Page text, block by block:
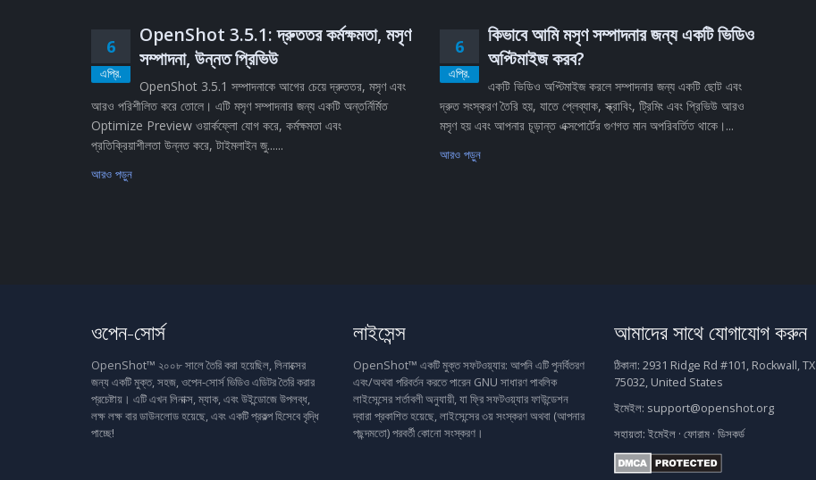
6
এপ্রি.
OpenShot 3.5.1: দ্রুততর কর্মক্ষমতা, মসৃণ
সম্পাদনা, উন্নত প্রিভিউ
OpenShot 3.5.1 সম্পাদনাকে আগের চেয়ে দ্রুততর, মসৃণ এবং
আরও পরিশীলিত করে তোলে। এটি মসৃণ সম্পাদনার জন্য একটি অন্তর্নির্মিত
Optimize Preview ওয়ার্কফ্লো যোগ করে, কর্মক্ষমতা এবং
প্রতিক্রিয়াশীলতা উন্নত করে, টাইমলাইন জু......
আরও পড়ুন
6
এপ্রি.
কিভাবে আমি মসৃণ সম্পাদনার জন্য একটি ভিডিও
অপ্টিমাইজ করব?
একটি ভিডিও অপ্টিমাইজ করলে সম্পাদনার জন্য একটি ছোট এবং
দ্রুত সংস্করণ তৈরি হয়, যাতে প্লেব্যাক, স্ক্রাবিং, ট্রিমিং এবং প্রিভিউ আরও
মসৃণ হয় এবং আপনার চূড়ান্ত এক্সপোর্টের গুণগত মান অপরিবর্তিত থাকে।...
আরও পড়ুন
ওপেন-সোর্স
OpenShot™ ২০০৮ সালে তৈরি করা হয়েছিল, লিনাক্সের
জন্য একটি মুক্ত, সহজ, ওপেন-সোর্স ভিডিও এডিটর তৈরি করার
প্রচেষ্টায়। এটি এখন লিনাক্স, ম্যাক, এবং উইন্ডোজে উপলব্ধ,
লক্ষ লক্ষ বার ডাউনলোড হয়েছে, এবং একটি প্রকল্প হিসেবে বৃদ্ধি
পাচ্ছে!
লাইসেন্স
OpenShot™ একটি মুক্ত সফটওয়্যার: আপনি এটি পুনর্বিতরণ
এবং/অথবা পরিবর্তন করতে পারেন GNU সাধারণ পাবলিক
লাইসেন্সের শর্তাবলী অনুযায়ী, যা ফ্রি সফটওয়্যার ফাউন্ডেশন
দ্বারা প্রকাশিত হয়েছে, লাইসেন্সের ৩য় সংস্করণ অথবা (আপনার
পছন্দমতো) পরবর্তী কোনো সংস্করণ।
আমাদের সাথে যোগাযোগ করুন
ঠিকানা: 2931 Ridge Rd #101, Rockwall, TX
75032, United States
ইমেইল: support@openshot.org
সহায়তা: ইমেইল · ফোরাম · ডিসকর্ড